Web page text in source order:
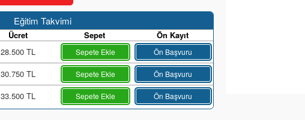
Eğitim Takvimi
Ücret Sepet
Ön Kayıt
28.500 TL Sepete Ekle Ön Başvuru
30.750 TL Sepete Ekle Ön Başvuru
33.500 TL Sepete Ekle Ön Başvuru